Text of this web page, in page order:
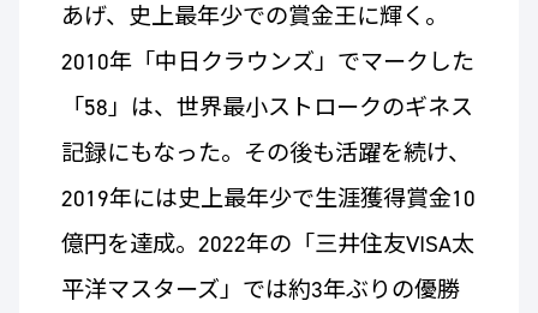
あげ、史上最年少での賞金王に輝く。
2010年「中日クラウンズ」でマークした
「58」は、世界最小ストロークのギネス
記録にもなった。その後も活躍を続け、
2019年には史上最年少で生涯獲得賞金10
億円を達成。2022年の「三井住友VISA太
平洋マスターズ」では約3年ぶりの優勝